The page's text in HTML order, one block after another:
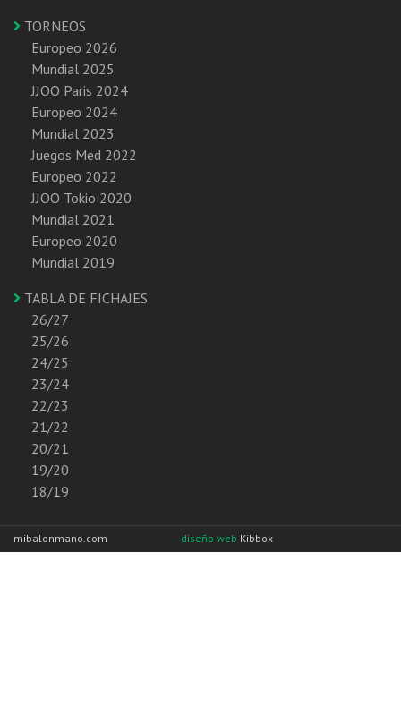
TORNEOS
Europeo 2026
Mundial 2025
JJOO Paris 2024
Europeo 2024
Mundial 2023
Juegos Med 2022
Europeo 2022
JJOO Tokio 2020
Mundial 2021
Europeo 2020
Mundial 2019
TABLA DE FICHAJES
26/27
25/26
24/25
23/24
22/23
21/22
20/21
19/20
18/19
mibalonmano.com diseño web Kibbox